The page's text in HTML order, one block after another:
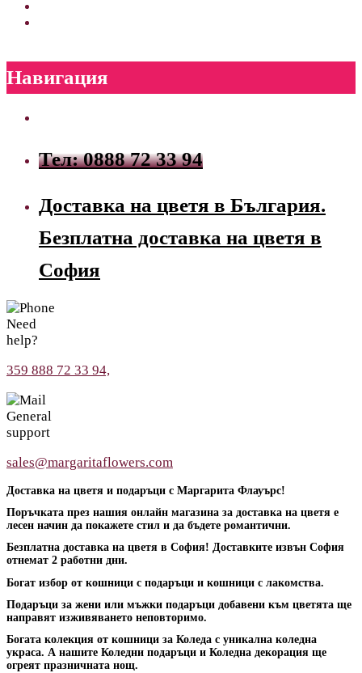
Навигация
Тел: 0888 72 33 94
Доставка на цветя в България.
Безплатна доставка на цветя в
София
Need
help?
359 888 72 33 94,
General
support
sales@margaritaflowers.com
Доставка на цветя и подаръци с Маргарита Флауърс!
Поръчката през нашия онлайн магазина за доставка на цветя е
лесен начин да покажете стил и да бъдете романтични.
Безплатна доставка на цветя в София! Доставките извън София
отнемат 2 работни дни.
Богат избор от кошници с подаръци и кошници с лакомства.
Подаръци за жени или мъжки подаръци добавени към цветята ще
направят изживяването неповторимо.
Богата колекция от кошници за Коледа с уникална коледна
украса. А нашите Коледни подаръци и Коледна декорация ще
огреят празничната нощ.